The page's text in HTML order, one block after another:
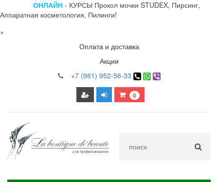
ОНЛАЙН - КУРСЫ Прокол мочки STUDEX, Пирсинг,
Аппаратная косметология, Пилинги!
×
Оплата и доставка
Акции
+7 (981) 952-56-33
0